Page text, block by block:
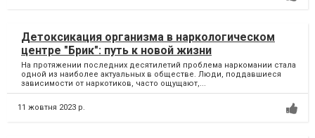
Детоксикация организма в наркологическом
центре "Брик": путь к новой жизни
На протяжении последних десятилетий проблема наркомании стала
одной из наиболее актуальных в обществе. Люди, поддавшиеся
зависимости от наркотиков, часто ощущают,...
11 жовтня 2023 р.